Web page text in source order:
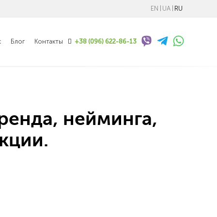
EN UA RU
Блог Контакты +38 (096) 622-86-13
нейминга,